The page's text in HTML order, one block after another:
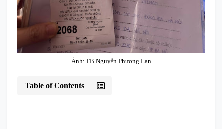
Ảnh: FB Nguyễn Phương Lan
Table of Contents